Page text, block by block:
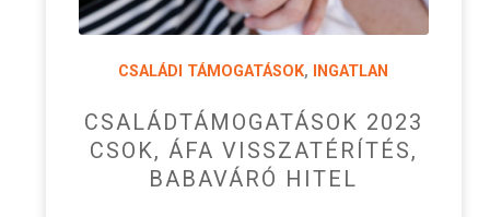
CSALÁDI TÁMOGATÁSOK, INGATLAN
CSALÁDTÁMOGATÁSOK 2023
CSOK, ÁFA VISSZATÉRÍTÉS,
BABAVÁRÓ HITEL